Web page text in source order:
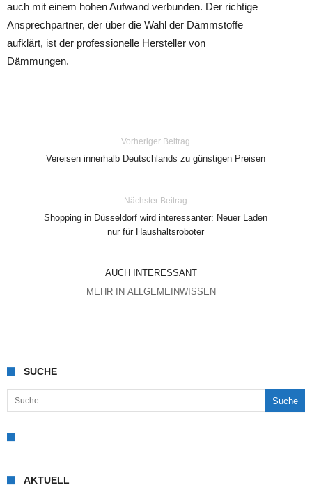
auch mit einem hohen Aufwand verbunden. Der richtige
Ansprechpartner, der über die Wahl der Dämmstoffe
aufklärt, ist der professionelle Hersteller von
Dämmungen.
Vorheriger Beitrag
Vereisen innerhalb Deutschlands zu günstigen Preisen
Nächster Beitrag
Shopping in Düsseldorf wird interessanter: Neuer Laden
nur für Haushaltsroboter
AUCH INTERESSANT
MEHR IN ALLGEMEINWISSEN
SUCHE
Suche nach:
AKTUELL